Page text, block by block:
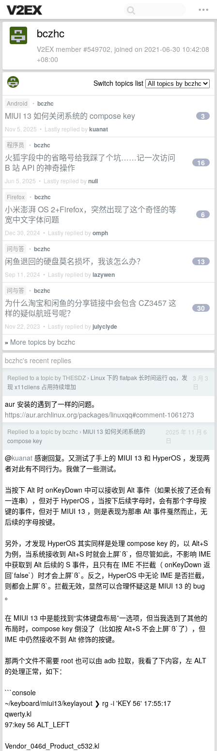
bczhc
V2EX member #549702, joined on 2021-06-30 10:42:08
+08:00
Switch topics list
Android • bczhc
MIUI 13 如何关闭系统的 compose key
Nov 5, 2025 • Lastly replied bykuanat
3
程序员 • bczhc
火狐字段中的省略号给我踩了个坑……记一次访问
B 站 API 的神奇操作
Jun 5, 2025 • Lastly replied bynuII
16
Firefox • bczhc
小米澎湃 OS 2+Firefox，突然出现了这个奇怪的等
宽中文字体问题
Dec 30, 2024 • Lastly replied byomph
6
问与答 • bczhc
闲鱼退回的硬盘莫名损坏，我该怎么办？
Sep 11, 2024 • Lastly replied bylazywen
13
问与答 • bczhc
为什么淘宝和闲鱼的分享链接中会包含 CZ3457 这
样的疑似航班号呢？
Nov 22, 2023 • Lastly replied by julyclyde
30
» More topics by bczhc
bczhc's recent replies
Replied to a topic by THESDZ › Linux 下的 flatpak 长时间运行 qq，发
现 x11cliens 占用持续增加
3 月 3
日
aur 安装的遇到了一样的问题。
https://aur.archlinux.org/packages/linuxqq#comment-1061273
Replied to a topic by bczhc › MIUI 13 如何关闭系统的
compose key
2025 年 11 月 6
日
@kuanat 感谢回复。又测试了手上的 MIUI 13 和 HyperOS ，发现两
者对此有不同行为。我做了一些测试。
当按下 Alt 时 onKeyDown 中可以接收到 Alt 事件（如果长按了还会有
一连串），但对于 HyperOS ，当按下后续字母时，会有那个字母按
键的事件，但对于 MIUI 13 ，则是表现为那串 Alt 事件戛然而止，无
后续的字母按键。
另外，才发现 HyperOS 其实同样是处理 compose key 的，以 Alt+S
为例，当系统接收到 Alt+S 时就会上屏`ß`，但尽管如此，不影响 IME
中获取到 Alt 后续的 S 事件，且只有在 IME 不拦截（ onKeyDown 返
回`false`）时才会上屏`ß`。反之，HyperOS 中无论 IME 是否拦截，
则都会上屏`ß`。拦截无效，显然可以合理怀疑这是 MIUI 13 的 bug
。
在 MIUI 13 中是能找到“实体键盘布局”一选项，但当我选到了其他的
布局时，compose key 倒没了（比如按 Alt+S 不会上屏`ß`了），但
IME 中仍然接收不到 Alt 修饰的按键。
那两个文件不需要 root 也可以由 adb 拉取，我看了下内容，左 ALT
的处理正常，如下：
```console
~/keyboard/miui13/keylayout ❯ rg -i 'KEY 56' 17:55:17
qwerty.kl
97:key 56 ALT_LEFT
Vendor_046d_Product_c532.kl